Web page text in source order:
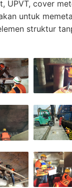
UPVT, cover
untuk
struktur